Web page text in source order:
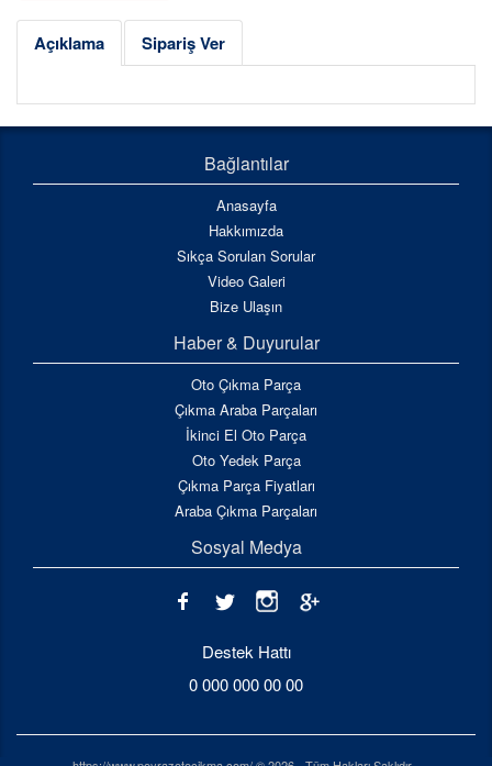
Açıklama Sipariş Ver
Bağlantılar
Anasayfa
Hakkımızda
Sıkça Sorulan Sorular
Video Galeri
Bize Ulaşın
Haber & Duyurular
Oto Çıkma Parça
Çıkma Araba Parçaları
İkinci El Oto Parça
Oto Yedek Parça
Çıkma Parça Fiyatları
Araba Çıkma Parçaları
Sosyal Medya
Destek Hattı
0 000 000 00 00